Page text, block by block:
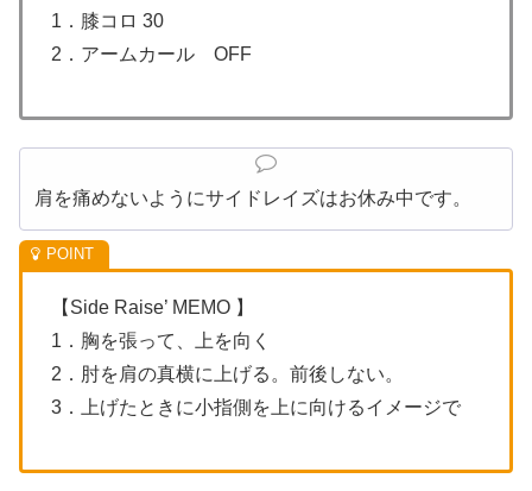
1．膝コロ 30
2．アームカール OFF
肩を痛めないようにサイドレイズはお休み中です。
【Side Raise’ MEMO 】
1．胸を張って、上を向く
2．肘を肩の真横に上げる。前後しない。
3．上げたときに小指側を上に向けるイメージで